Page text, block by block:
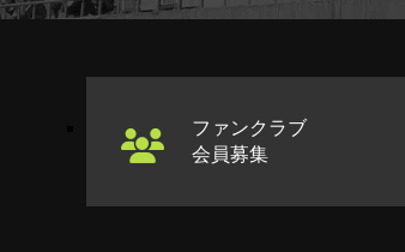
ファンクラブ
会員募集